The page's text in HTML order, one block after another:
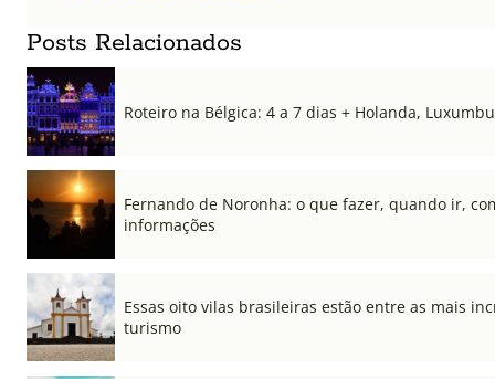
Posts Relacionados
Roteiro na Bélgica: 4 a 7 dias + Holanda,
Fernando de Noronha: o que fazer, quando ir,
informações
Essas oito vilas brasileiras estão entre as mais
turismo